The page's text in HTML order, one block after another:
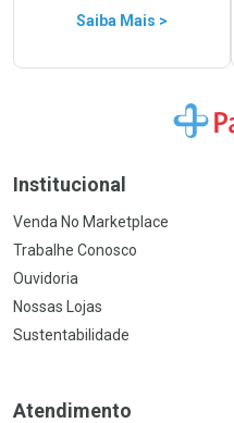
Saiba Mais >
Ir para
Institucional
Venda No Marketplace
Trabalhe Conosco
Ouvidoria
Nossas Lojas
Sustentabilidade
Atendimento